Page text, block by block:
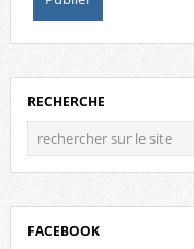
RECHERCHE
FACEBOOK